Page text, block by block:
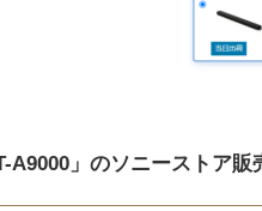
A9000」のソニーストア